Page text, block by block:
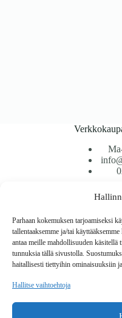
Parhaan kokemuksen tarjoamiseksi
tallentaaksemme ja/tai
antaa meille mahdollisuuden
tunnuksia tällä sivustolla.
haitallisesti tiettyihin ominaisuuksiin
Hallitse vaihtoehtoja